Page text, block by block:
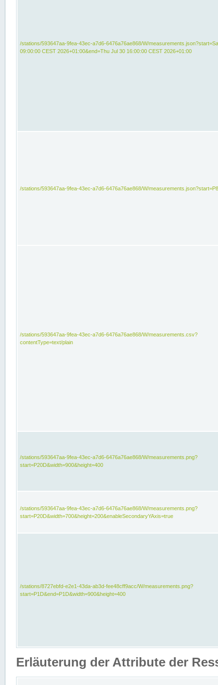
/stations/593647aa-9fea-43ec-a7d6-6476a76ae868/W/
09:00:00 CEST 2026+01:00&end=Thu Jul 30 16:00:00 CEST 2026+01:00
/stations/593647aa-9fea-43ec-a7d6-6476a76ae868/W/
/stations/593647aa-9fea-43ec-a7d6-6476a76ae868/W/measurements.csv?
contentType=text/plain
/stations/593647aa-9fea-43ec-a7d6-6476a76ae868/W/measurements.png?
start=P20D&width=900&height=400
/stations/593647aa-9fea-43ec-a7d6-6476a76ae868/W/measurements.png?
start=P20D&width=700&height=200&enableSecondaryYAxis=true
/stations/8727ebfd-e2e1-43da-ab3d-fee48cff9acc/W/measurements.png?
start=P1D&end=P1D&width=900&height=400
Erläuterung der Attribute der